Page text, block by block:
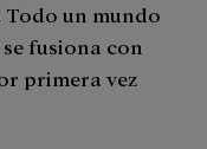
Todo un mundo
fusiona con
primera vez